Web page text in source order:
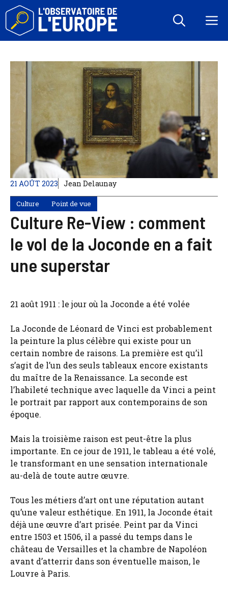
Aller
contenu
21 AOÛT 2023 Jean Delaunay
Culture Point de vue
Culture Re-View : comment
le vol de la Joconde en a fait
une superstar
21 août 1911 : le jour où la Joconde a été volée
La Joconde de Léonard de Vinci est probablement
la peinture la plus célèbre qui existe pour un
certain nombre de raisons. La première est qu’il
s’agit de l’un des seuls tableaux encore existants
du maître de la Renaissance. La seconde est
l’habileté technique avec laquelle da Vinci a peint
le portrait par rapport aux contemporains de son
époque.
Mais la troisième raison est peut-être la plus
importante. En ce jour de 1911, le tableau a été volé,
le transformant en une sensation internationale
au-delà de toute autre œuvre.
Tous les métiers d’art ont une réputation autant
qu’une valeur esthétique. En 1911, la Joconde était
déjà une œuvre d’art prisée. Peint par da Vinci
entre 1503 et 1506, il a passé du temps dans le
château de Versailles et la chambre de Napoléon
avant d’atterrir dans son éventuelle maison, le
Louvre à Paris.